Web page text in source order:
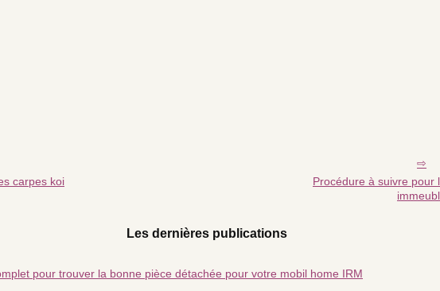
carpes koi
Procédure à suivre pour
Les dernières publications
pour trouver la bonne pièce détachée pour votre mobil home IRM